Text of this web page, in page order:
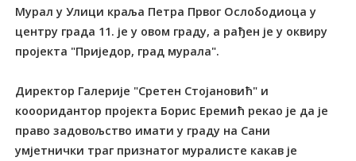
Мурал у Улици краља Петра Првог Ослободиоца у
центру града 11. је у овом граду, а рађен је у оквиру
пројекта "Приједор, град мурала".
Директор Галерије "Сретен Стојановић" и
коооридантор пројекта Борис Еремић рекао је да је
право задовољство имати у граду на Сани
умјетнички траг признатог муралисте какав је